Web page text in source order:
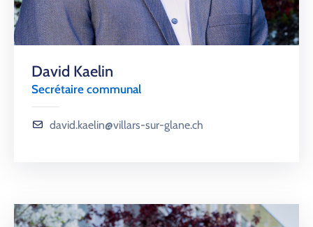
David Kaelin
Secrétaire communal
david.kaelin@villars-sur-glane.ch